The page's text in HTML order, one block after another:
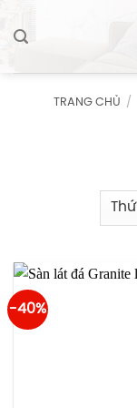
TRANG CHỦ /
-40%